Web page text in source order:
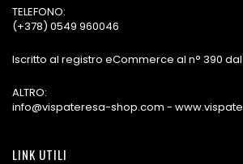
TELEFONO:
(+378) 0549 960046
Iscritto al registro eCommerce al n° 390 dal
ALTRO:
info@vispateresa-shop.com -
LINK UTILI